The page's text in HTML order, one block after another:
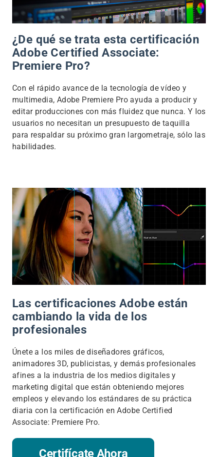
¿De qué se trata esta certificación
Adobe Certified Associate:
Premiere Pro?
Con el rápido avance de la tecnología de vídeo y
multimedia, Adobe Premiere Pro ayuda a producir y
editar producciones con más fluidez que nunca. Y los
usuarios no necesitan un presupuesto de taquilla
para respaldar su próximo gran largometraje, sólo las
habilidades.
Las certificaciones Adobe están
cambiando la vida de los
profesionales
Únete a los miles de diseñadores gráficos,
animadores 3D, publicistas, y demás profesionales
afines a la industria de los medios digitales y
marketing digital que están obteniendo mejores
empleos y elevando los estándares de su práctica
diaria con la certificación en Adobe Certified
Associate: Premiere Pro.
Certifícate Ahora